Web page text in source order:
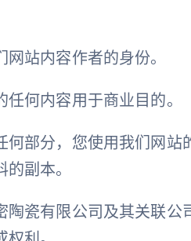
站内容作者的身份。
何内容用于商业目的。
部分，您使用我们网站
副本。
瓷有限公司及其关联公